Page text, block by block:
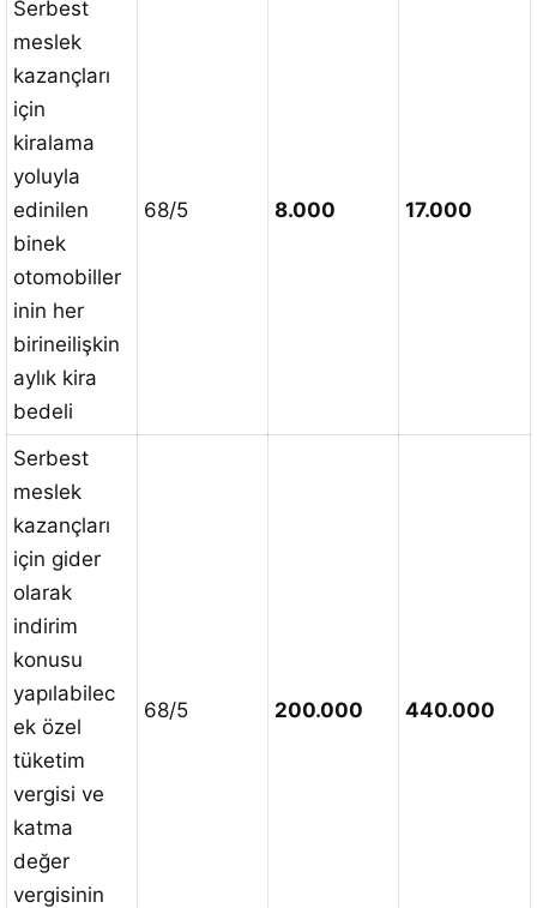
Serbest
meslek
kazançları
için
kiralama
yoluyla
edinilen
binek
otomobiller
inin her
birineilişkin
aylık kira
bedeli
68/5 8.000 17.000
Serbest
meslek
kazançları
için gider
olarak
indirim
konusu
yapılabilec
ek özel
tüketim
vergisi ve
katma
değer
vergisinin
68/5 200.000 440.000